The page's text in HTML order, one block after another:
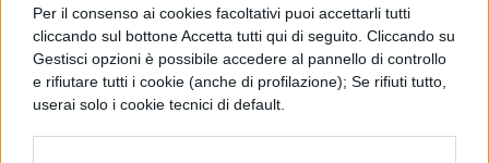
Per il consenso ai cookies facoltativi puoi accettarli tutti
cliccando sul bottone Accetta tutti qui di seguito. Cliccando su
Gestisci opzioni è possibile accedere al pannello di controllo
e rifiutare tutti i cookie (anche di profilazione); Se rifiuti tutto,
userai solo i cookie tecnici di default.
E ora, per finire la nostra piacevole
chiacchierata, ecco qualche esempio d’uso
che può anche esservi d’aiuto in vista
dell’arrivo della Santa Pasqua per fare gli